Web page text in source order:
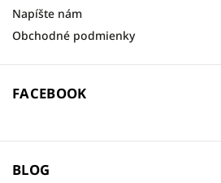
Napíšte nám
Obchodné podmienky
FACEBOOK
BLOG